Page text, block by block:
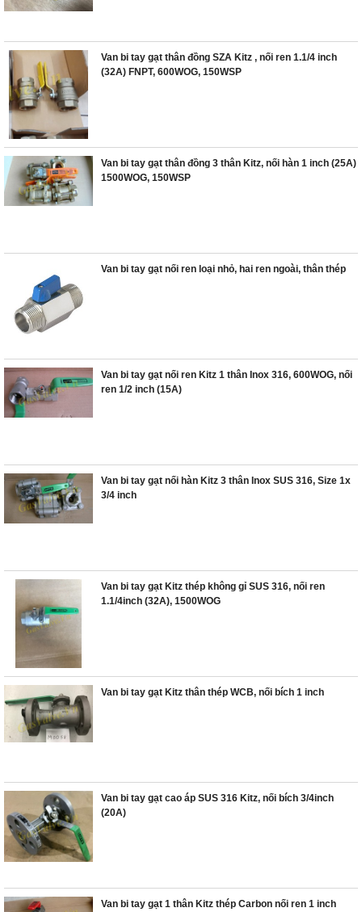
Van bi tay gạt thân đồng SZA Kitz , nối ren 1.1/4 inch
(32A) FNPT, 600WOG, 150WSP
Van bi tay gạt thân đồng 3 thân Kitz, nối hàn 1 inch (25A)
1500WOG, 150WSP
Van bi tay gạt nối ren loại nhỏ, hai ren ngoài, thân thép
Van bi tay gạt nối ren Kitz 1 thân Inox 316, 600WOG, nối
ren 1/2 inch (15A)
Van bi tay gạt nối hàn Kitz 3 thân Inox SUS 316, Size 1x
3/4 inch
Van bi tay gạt Kitz thép không gỉ SUS 316, nối ren
1.1/4inch (32A), 1500WOG
Van bi tay gạt Kitz thân thép WCB, nối bích 1 inch
Van bi tay gạt cao áp SUS 316 Kitz, nối bích 3/4inch
(20A)
Van bi tay gạt 1 thân Kitz thép Carbon nối ren 1 inch